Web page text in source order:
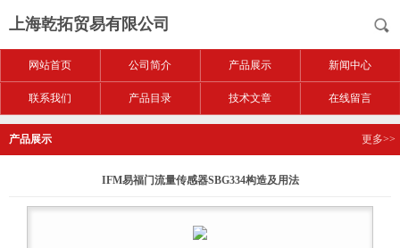
上海乾拓贸易有限公司
网站首页 公司简介 产品展示 新闻中心
联系我们 产品目录 技术文章 在线留言
产品展示 更多>>
IFM易福门流量传感器SBG334构造及用法